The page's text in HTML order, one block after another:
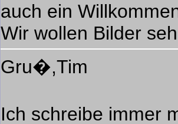
auch ein
Wir wollen Bilder
Gru�,Tim
Ich schreibe immer